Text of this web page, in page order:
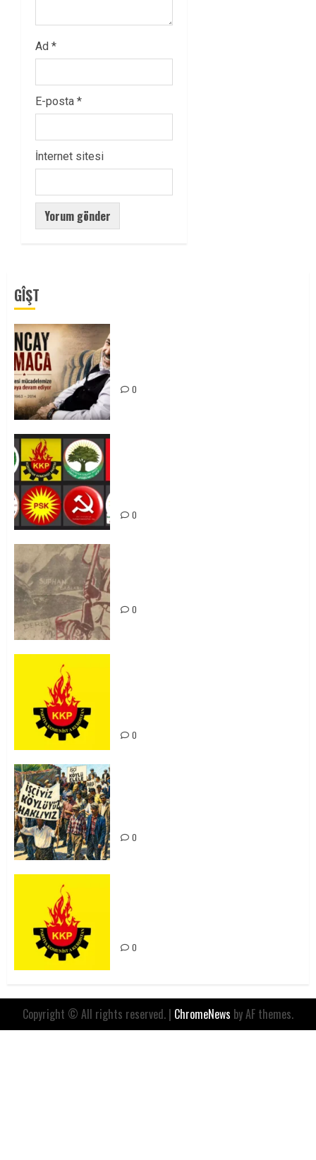
Ad *
E-posta *
İnternet sitesi
GÎŞT
0
0
0
0
0
0
Copyright © All rights reserved. | ChromeNews by AF themes.